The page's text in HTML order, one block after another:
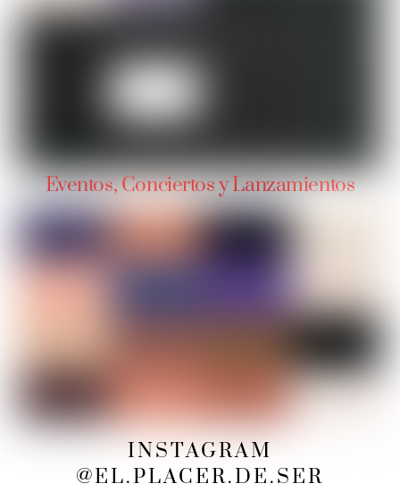
Eventos, Conciertos y Lanzamientos
INSTAGRAM
@EL.PLACER.DE.SER